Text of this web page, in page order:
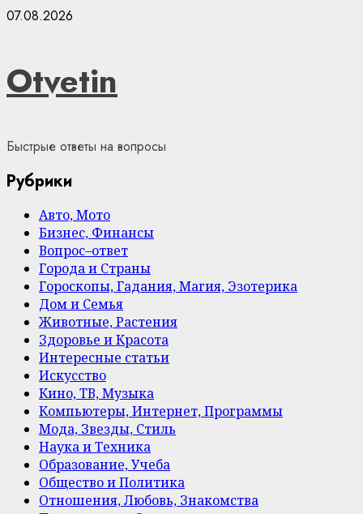
Skip
07.08.2026
Otvetin
Быстрые ответы на вопросы
Рубрики
Авто, Мото
Бизнес, Финансы
Вопрос–ответ
Города и Страны
Гороскопы, Гадания, Магия, Эзотерика
Дом и Семья
Животные, Растения
Здоровье и Красота
Интересные статьи
Искусство
Кино, ТВ, Музыка
Компьютеры, Интернет, Программы
Мода, Звезды, Стиль
Наука и Техника
Образование, Учеба
Общество и Политика
Отношения, Любовь, Знакомства